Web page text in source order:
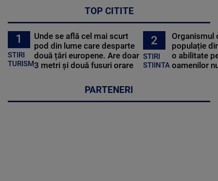
TOP CITITE
1
STIRI
TURISM
Unde se află cel mai scurt
pod din lume care desparte
două țări europene. Are doar
3 metri și două fusuri orare
2
STIRI
STIINTA
Organismul
populație
o abilitate
oamenilor
PARTENERI